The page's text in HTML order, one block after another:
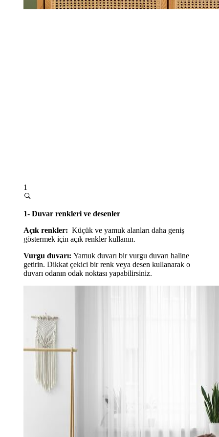
1
1- Duvar renkleri ve desenler
Açık renkler: Küçük ve yamuk alanları daha geniş
göstermek için açık renkler kullanın.
Vurgu duvarı: Yamuk duvarı bir vurgu duvarı haline
getirin. Dikkat çekici bir renk veya desen kullanarak o
duvarı odanın odak noktası yapabilirsiniz.